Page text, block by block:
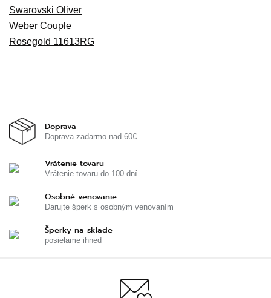
Doprava
Doprava zadarmo nad 60€
Vrátenie tovaru
Vrátenie tovaru do 100 dní
Osobné venovanie
Darujte šperk s osobným venovaním
Šperky na sklade
posielame ihneď